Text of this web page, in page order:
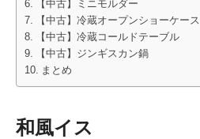
【中古】ミニモルダー
【中古】冷蔵オープンショーケース
【中古】冷蔵コールドテーブル
【中古】ジンギスカン鍋
まとめ
和風イス